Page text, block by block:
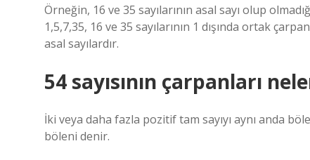
Örneğin, 16 ve 35 sayılarının asal sayı olup
1,5,7,35, 16 ve 35 sayılarının 1 dışında ortak
asal sayılardır.
54 sayısının çarpanları
İki veya daha fazla pozitif tam sayıyı aynı anda
böleni denir.